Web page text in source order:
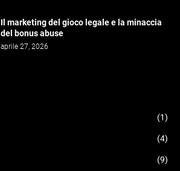
Il marketing del gioco legale e la minaccia
del bonus abuse
aprile 27, 2026
(1)
(4)
(9)